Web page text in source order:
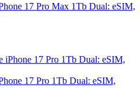
17 Pro Max 1Tb Dual: eSIM,
17 Pro 1Tb Dual: eSIM,